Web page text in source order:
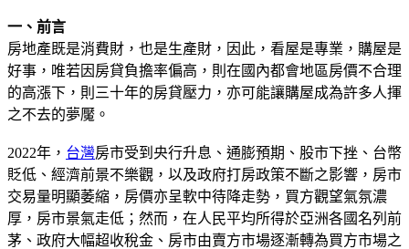
一、前言
房地產既是消費財，也是生產財，因此，看屋是專業，購屋是
好事，唯若因房貸負擔率偏高，則在國內都會地區房價不合理
的高漲下，則三十年的房貸壓力，亦可能讓購屋成為許多人揮
之不去的夢魘。
2022年， 台灣房市受到央行升息、通膨預期、股市下挫、台幣
貶低、經濟前景不樂觀，以及政府打房政策不斷之影響，房市
交易量明顯萎縮，房價亦呈軟中待降走勢，買方觀望氣氛濃
厚，房市景氣走低；然而，在人民平均所得於亞洲各國名列前
茅、政府大幅超收稅金、房市由賣方市場逐漸轉為買方市場之